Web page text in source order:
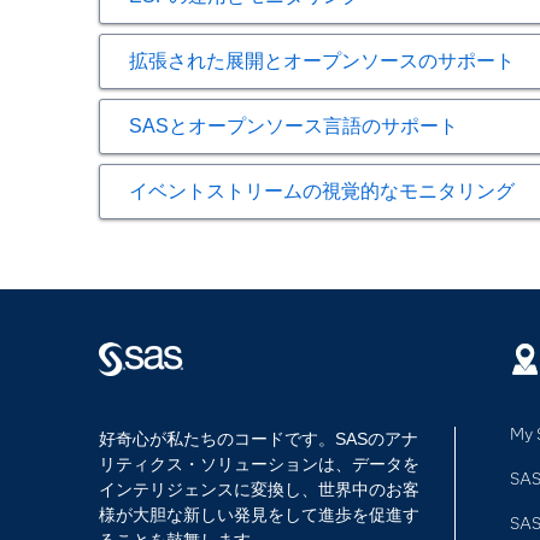
イベントストリーム処理アクティビティの
ー、保持機能を利用しない保証型配信、そ
全てのイベント・メタデータに対する完全
ストリーミングデータソース接続用の
マルチテナントおよびマルチユーザー環境
計算（Calculate） – オフライン
する学習モデルを用いて利用
モデルスーパーバイザ – 展開するモデル
モデルリーダー – SASモデルとオープン
ア枠など）に対してモデルをパブリッシュ
アダプタコネクタによってSAS Event
簡素化（コネクタ・オーケストレーション
Aerospike（プラグイン・テクノロジーを
Amazon Web Services：Kinesisおよび
Axeda
Common Event Format（CEF）
参照してください。
HDAT Reader
HDFS
IBM WebSphere MQ
JMS
ことが可能です。モデルを周期的に更新す
ストリーミング線形回帰
ストリーミング・ロジスティック回帰分析
サポート・ベクター・マシン（SVM）：
k平均法クラスタリング
レコメンダ
t分布型確率的近傍埋め込み法（t-SNE）
Cepstrum変換
Chebyshev Type IまたはType IIフィルタ
密度ベースのクラスタリング（DBSCAN）
ディリクレ・ガウス混合モデル
分布フィッティング
クトの設計、テスト、バージョン管理、パ
解析モデルは、SAS Model Managerを使用
Model Managerのモデル・リポジトリを
組み込むことが可能
大規模な解析モデルのフィルタリングと
強化されたテストモードにより、最も重要
応答の高速化とカスタム出力ウィンドウ
デバッグを簡素化するためのESPサーバ
テストモード以外でプロジェクトを実行し
ESPの運用とモニタリング
計画を構築および管理
サーバーのコレクションをモニタリング
デプロイメント・エラーを特定し、要注
測定サーバーの表示で消費されるマイナ
ESP クラスター・サーバーのモニタリ
クラスター化されたKubernetesポッドと
ESP Kubernetes演算子フレームワークを
ESPハートビート・モニタリング、ESP
SAS ESP Serverモニタリングのためのプ
拡張された展開とオープンソースのサポート
拡張された展開とオープンソ
SAS Event Stream Processing for Edge
SAS Event Stream Processingプロジェ
SASとオープンソース言語のサポート
SASとオープンソース言語の
ジーを使用したPythonのネイティブ・インメ
サポートされているSASプログラミング言
MapRストリーム・サポート – Kafkaアダプ
することが認証済み
イベントストリームの視覚的なモニタリング
イベントストリームの視覚的
SAS Event Stream Processing
保
Streamviewerのリアルタイムの洞察を配
信頼性と高速性に優れたSAS Event
ストリーミング・アクティビティのカス
対話操作型のフィルタ機能やクエリ機能
好奇心が私たちのコードです。SASのアナ
リティクス・ソリューションは、データを
インテリジェンスに変換し、世界中のお客
様が大胆な新しい発見をして進歩を促進す
My